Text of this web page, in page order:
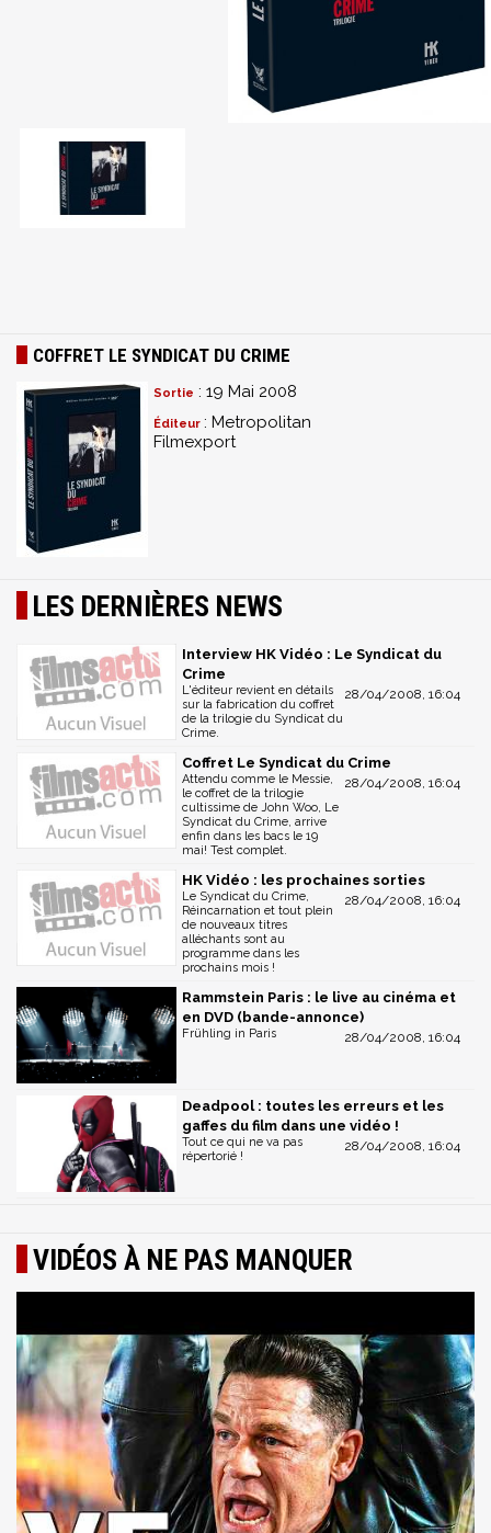
COFFRET LE SYNDICAT DU CRIME
Sortie : 19 Mai 2008
Éditeur : Metropolitan
Filmexport
LES DERNIÈRES NEWS
Interview HK Vidéo : Le Syndicat du
Crime
28/04/2008, 16:04
L'éditeur revient en détails
sur la fabrication du coffret
de la trilogie du Syndicat du
Crime.
Coffret Le Syndicat du Crime
28/04/2008, 16:04
Attendu comme le Messie,
le coffret de la trilogie
cultissime de John Woo, Le
Syndicat du Crime, arrive
enfin dans les bacs le 19
mai! Test complet.
HK Vidéo : les prochaines sorties
28/04/2008, 16:04
Le Syndicat du Crime,
Réincarnation et tout plein
de nouveaux titres
alléchants sont au
programme dans les
prochains mois !
Rammstein Paris : le live au cinéma et
en DVD (bande-annonce)
28/04/2008, 16:04
Frühling in Paris
Deadpool : toutes les erreurs et les
gaffes du film dans une vidéo !
28/04/2008, 16:04
Tout ce qui ne va pas
répertorié !
VIDÉOS À NE PAS MANQUER